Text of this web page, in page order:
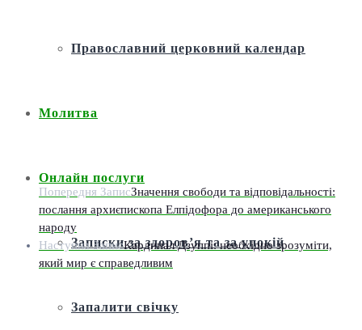
Православний церковний календар
Молитва
Онлайн послуги
Записки за здоров’я та за упокій
Запалити свічку
Попередня ЗаписЗначення свободи та відповідальності:
послання архиєпископа Елпідофора до американського
народу
Наступна ЗаписКардинал Дзуппі: необхідно зрозуміти,
який мир є справедливим